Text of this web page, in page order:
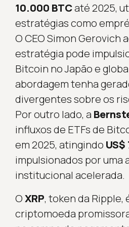
10.000 BTCaté 2025,
estratégias como
O CEO Simon Gerovich
estratégia pode
Bitcoin no Japão e
abordagem tenha
divergentes sobre os
Por outro lado, a
influxos de ETFs de
em 2025, atingindo
impulsionados por uma
institucional acelerada.
OXRP, token da Ripple,
criptomoeda